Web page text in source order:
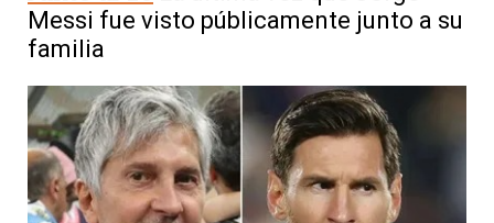
Messi fue visto públicamente junto a su
familia